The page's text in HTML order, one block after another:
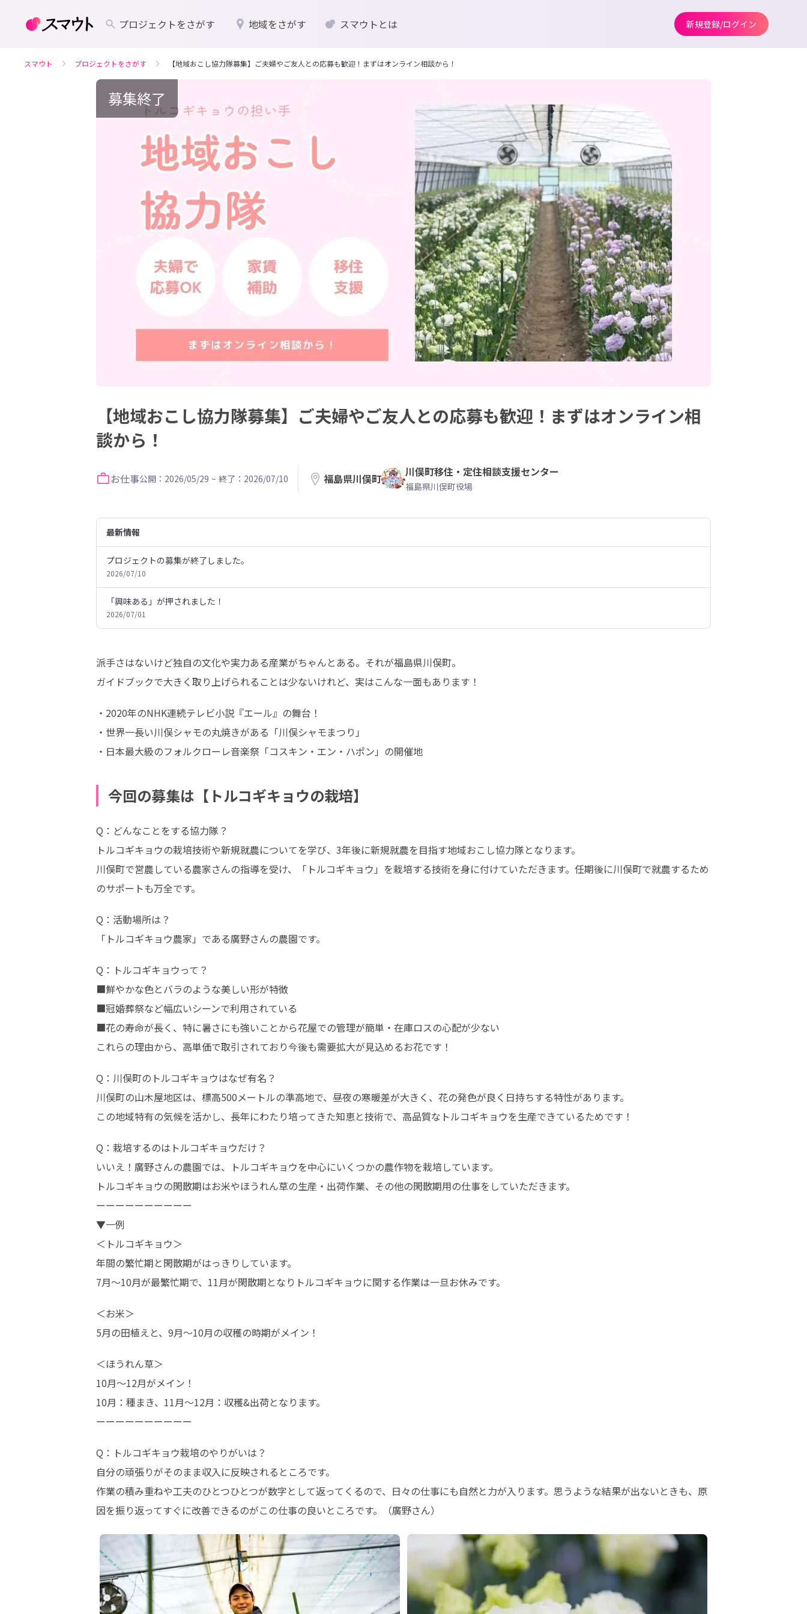
プロジェクトをさがす 地域をさがす スマウトとは 新規登録/ログイン
スマウト プロジェクトをさがす 【地域おこし協力隊募集】ご夫婦やご友人との応募も歓迎！まずはオンライン相談から！
募集終了
【地域おこし協力隊募集】ご夫婦やご友人との応募も歓迎！まずはオンライン相
談から！
お仕事公開：2026/05/29 ~ 終了：2026/07/10 福島県川俣町 川俣町移住・定住相談支援センター
福島県川俣町役場
最新情報
プロジェクトの募集が終了しました。
2026/07/10
「興味ある」が押されました！
2026/07/01
派手さはないけど独自の文化や実力ある産業がちゃんとある。それが福島県川俣町。
ガイドブックで大きく取り上げられることは少ないけれど、実はこんな一面もあります！
・2020年のNHK連続テレビ小説『エール』の舞台！
・世界一長い川俣シャモの丸焼きがある「川俣シャモまつり」
・日本最大級のフォルクローレ音楽祭「コスキン・エン・ハポン」の開催地
今回の募集は【トルコギキョウの栽培】
Q：どんなことをする協力隊？
トルコギキョウの栽培技術や新規就農についてを学び、3年後に新規就農を目指す地域おこし協力隊となります。
川俣町で営農している農家さんの指導を受け、「トルコギキョウ」を栽培する技術を身に付けていただきます。任期後に川俣町で就農するため
のサポートも万全です。
Q：活動場所は？
「トルコギキョウ農家」である廣野さんの農園です。
Q：トルコギキョウって？
■鮮やかな色とバラのような美しい形が特徴
■冠婚葬祭など幅広いシーンで利用されている
■花の寿命が長く、特に暑さにも強いことから花屋での管理が簡単・在庫ロスの心配が少ない
これらの理由から、高単価で取引されており今後も需要拡大が見込めるお花です！
Q：川俣町のトルコギキョウはなぜ有名？
川俣町の山木屋地区は、標高500メートルの準高地で、昼夜の寒暖差が大きく、花の発色が良く日持ちする特性があります。
​この地域特有の気候を活かし、長年にわたり培ってきた知恵と技術で、高品質なトルコギキョウを生産できているためです！
Q：栽培するのはトルコギキョウだけ？
いいえ！廣野さんの農園では、トルコギキョウを中心にいくつかの農作物を栽培しています。
トルコギキョウの閑散期はお米やほうれん草の生産・出荷作業、その他の閑散期用の仕事をしていただきます。
ーーーーーーーーーー
▼一例
＜トルコギキョウ＞
年間の繁忙期と閑散期がはっきりしています。
7月〜10月が最繁忙期で、11月が閑散期となりトルコギキョウに関する作業は一旦お休みです。
＜お米＞
5月の田植えと、9月〜10月の収穫の時期がメイン！
＜ほうれん草＞
10月〜12月がメイン！
10月：種まき、11月〜12月：収穫&出荷となります。
ーーーーーーーーーー
Q：トルコギキョウ栽培のやりがいは？
自分の頑張りがそのまま収入に反映されるところです。
作業の積み重ねや工夫のひとつひとつが数字として返ってくるので、日々の仕事にも自然と力が入ります。思うような結果が出ないときも、原
因を振り返ってすぐに改善できるのがこの仕事の良いところです。（廣野さん）